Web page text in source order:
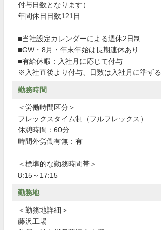
付与日数となります）
年間休日日数121日
■当社設定カレンダーによる週休2日制
■GW・8月・年末年始は長期連休あり
■有給休暇：入社月に応じて付与
※入社直後より付与、日数は入社月に準ずる
勤務時間
＜労働時間区分＞
フレックスタイム制（フルフレックス）
休憩時間：60分
時間外労働有無：有
＜標準的な勤務時間帯＞
8:15～17:15
勤務地
＜勤務地詳細＞
藤沢工場